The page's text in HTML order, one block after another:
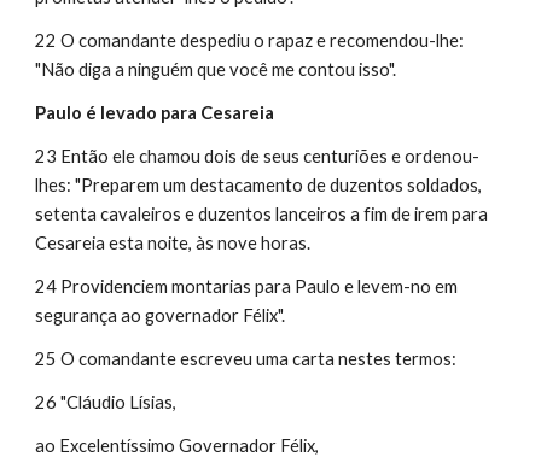
22 O comandante despediu o rapaz e recomendou-lhe:
"Não diga a ninguém que você me contou isso".
Paulo é levado para Cesareia
23 Então ele chamou dois de seus centuriões e ordenou-
lhes: "Preparem um destacamento de duzentos soldados,
setenta cavaleiros e duzentos lanceiros a fim de irem para
Cesareia esta noite, às nove horas.
24 Providenciem montarias para Paulo e levem-no em
segurança ao governador Félix".
25 O comandante escreveu uma carta nestes termos:
26 "Cláudio Lísias,
ao Excelentíssimo Governador Félix,